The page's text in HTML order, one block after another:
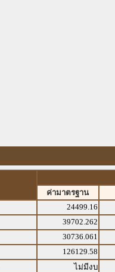
ค่ามาตรฐาน
24499.16
39702.262
30736.061
126129.58
ไม่มีงบ